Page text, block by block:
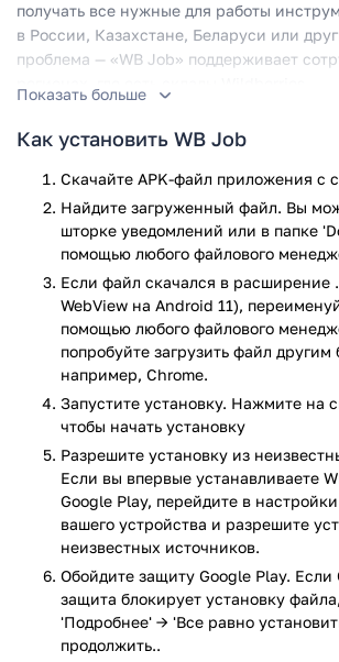
получать все нужные для работы
в России, Казахстане, Беларуси или
проблема — «WB Job» поддерживает
Функционал
С «WB Job» всё просто: ищешь
проходишь отбор — и вот ты уже в
трудоустройства приложение
кабинетом:
График смен — всегда знаешь,
Зарплата и выплаты — прозрачные
скрытых условий
Задачи и инструкции — что делать
выполнять работу
Новости компании — актуальные
сотрудников
Поддержка — связь с HR и
«WB Job» — приложение подойдет
ищет стабильную работу.
Приложение WB Job прошло проверку
VirusTotal. В результате проверки по
сигнатурам заражения файлов не
Показать больше
Как установить WB Job
Скачайте APK-файл приложения с
Найдите загруженный файл. Вы
шторке уведомлений или в папке
помощью любого файлового
Если файл скачался в расширение
WebView на Android 11),
помощью любого файлового
попробуйте загрузить файл другим
например, Chrome.
Запустите установку. Нажмите на
чтобы начать установку
Разрешите установку из
Если вы впервые устанавливаете
Google Play, перейдите в
вашего устройства и разрешите
неизвестных источников.
Обойдите защиту Google Play. Если
защита блокирует установку
'Подробнее' → 'Все равно
продолжить..